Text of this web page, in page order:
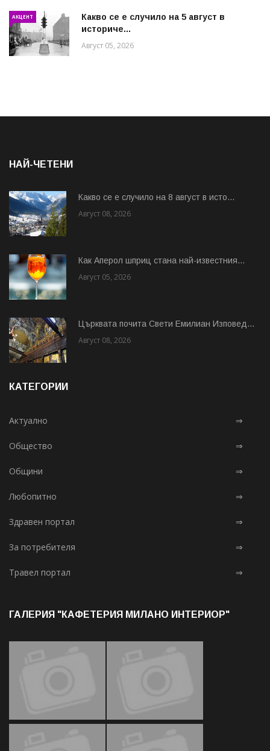
АКЦЕНТ
Какво се е случило на 5 август в
историче...
Август 05, 2026
НАЙ-ЧЕТЕНИ
Какво се е случило на 8 август в исто...
Август 08, 2026
Как Аперол шприц стана най-известния...
Август 05, 2026
Църквата почита Свeти Емилиан Изповед...
Август 08, 2026
КАТЕГОРИИ
Актуално ⇒
Общество ⇒
Общини ⇒
Любопитно ⇒
Здравен портал ⇒
За потребителя ⇒
Травел портал ⇒
ГАЛЕРИЯ "КАФЕТЕРИЯ МИЛАНО ИНТЕРИОР"